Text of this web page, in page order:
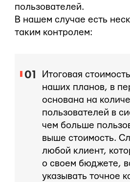
пользователей.
В нашем случае есть
таким контролем:
Итоговая
наших планов, в
основана на
пользователей в
чем больше
выше стоимость.
любой клиент,
о своем бюджете,
указывать точное